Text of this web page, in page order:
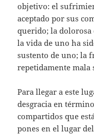
objetivo: el
aceptado por sus
querido; la dolorosa
la vida de uno ha
sustento de uno; la
repetidamente mala
Para llegar a este
desgracia en
compartidos que
pones en el lugar